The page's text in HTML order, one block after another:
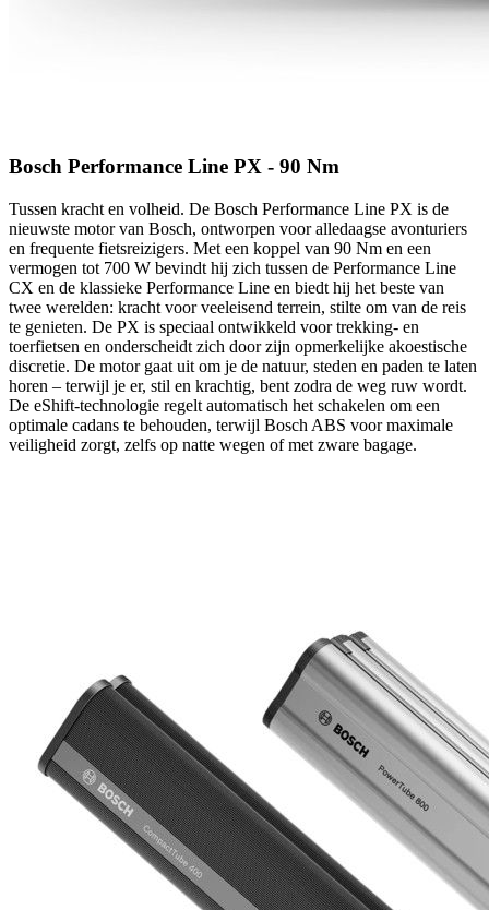
Bosch Performance Line PX - 90 Nm
Tussen kracht en volheid. De Bosch Performance Line PX is de
nieuwste motor van Bosch, ontworpen voor alledaagse avonturiers
en frequente fietsreizigers. Met een koppel van 90 Nm en een
vermogen tot 700 W bevindt hij zich tussen de Performance Line
CX en de klassieke Performance Line en biedt hij het beste van
twee werelden: kracht voor veeleisend terrein, stilte om van de reis
te genieten. De PX is speciaal ontwikkeld voor trekking- en
toerfietsen en onderscheidt zich door zijn opmerkelijke akoestische
discretie. De motor gaat uit om je de natuur, steden en paden te laten
horen – terwijl je er, stil en krachtig, bent zodra de weg ruw wordt.
De eShift-technologie regelt automatisch het schakelen om een ​​
optimale cadans te behouden, terwijl Bosch ABS voor maximale
veiligheid zorgt, zelfs op natte wegen of met zware bagage.